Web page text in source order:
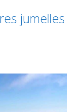
jumelles